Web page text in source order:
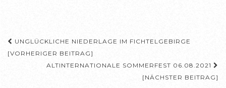
Beitragsnavigation
UNGLÜCKLICHE NIEDERLAGE IM FICHTELGEBIRGE
[VORHERIGER BEITRAG]
ALTINTERNATIONALE SOMMERFEST 06.08.2021
[NÄCHSTER BEITRAG]